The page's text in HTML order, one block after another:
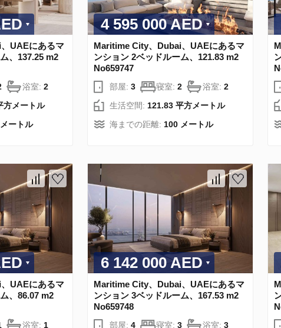
UAEにあるマ
、137.25 m2
浴室: 2
方メートル
ートル
4 595 000 AED
Maritime City、Dubai、UAEにあるマ
ンション 2ベッドルーム、121.83 m2
No659747
部屋: 3 寝室: 2 浴室: 2
生活空間: 121.83 平方メートル
海までの距離: 100 メートル
UAEにあるマ
、86.07 m2
浴室: 1
6 142 000 AED
Maritime City、Dubai、UAEにあるマ
ンション 3ベッドルーム、167.53 m2
No659748
部屋: 4 寝室: 3 浴室: 3